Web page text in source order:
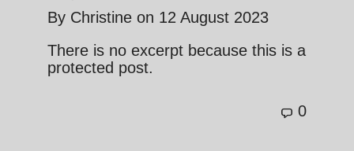
By Christine on 12 August 2023
There is no excerpt because this is a
protected post.
0